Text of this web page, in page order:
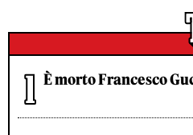
È morto Francesco